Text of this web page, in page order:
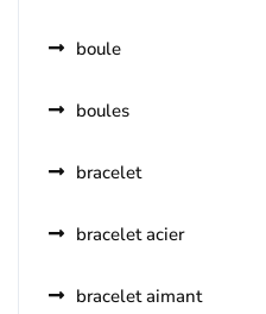
boule
boules
bracelet
bracelet acier
bracelet aimant